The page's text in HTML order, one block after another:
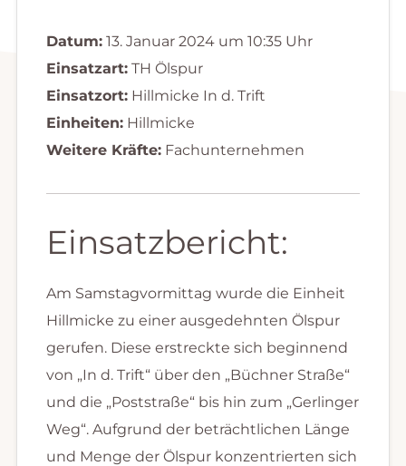
Datum:13. Januar 2024 um 10:35 Uhr
Einsatzart:TH Ölspur
Einsatzort:Hillmicke In d. Trift
Einheiten:Hillmicke
Weitere Kräfte:Fachunternehmen
Einsatzbericht:
Am Samstagvormittag wurde die Einheit
Hillmicke zu einer ausgedehnten Ölspur
gerufen. Diese erstreckte sich beginnend
von „In d. Trift“ über den „Büchner Straße“
und die „Poststraße“ bis hin zum „Gerlinger
Weg“. Aufgrund der beträchtlichen Länge
und Menge der Ölspur konzentrierten sich